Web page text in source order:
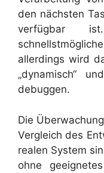
den nächsten
verfügbar
allerdings wird
„dynamisch“
debuggen.
Die
Vergleich des
realen System
ohne